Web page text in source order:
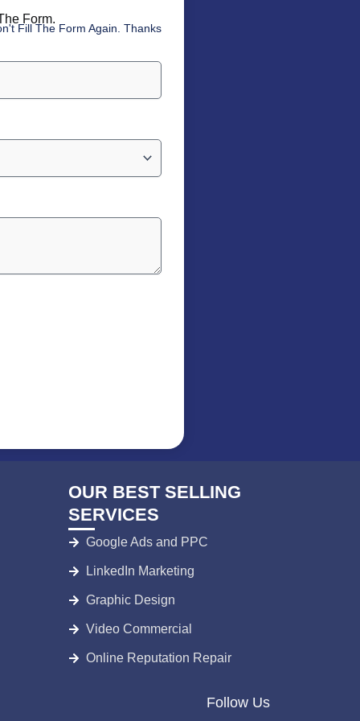
Form.
Fill The Form Again. Thanks
OUR BEST SELLING
SERVICES
Google Ads and PPC
LinkedIn Marketing
Graphic Design
Video Commercial
Online Reputation Repair
Follow Us